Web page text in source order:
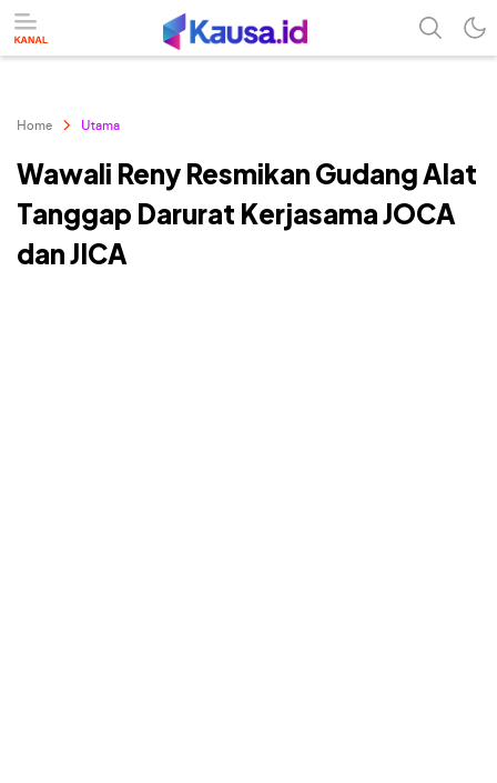
Home Utama
Wawali Reny Resmikan Gudang Alat
Tanggap Darurat Kerjasama JOCA
dan JICA